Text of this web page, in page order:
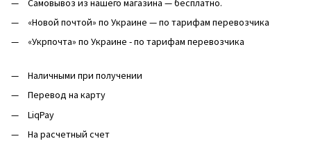
«Новой почтой» по Украине — по тарифам перевозчика
«Укрпочта» по Украине - по тарифам перевозчика
Наличными при получении
Перевод на карту
LiqPay
На расчетный счет